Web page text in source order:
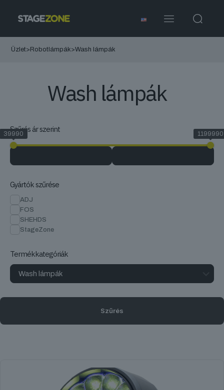
Üzlet> Robotlámpák>Wash lámpák
Wash lámpák
Szűrés ár szerint
39990 1199990
Gyártók szűrése
ADJ
FOS
SHEHDS
StageZone
Termékkategóriák
Szűrés